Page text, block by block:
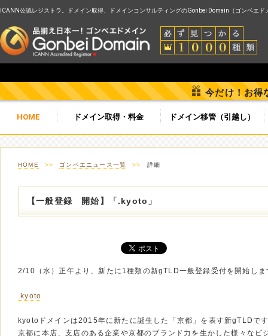
ICANN公認レジストラ。ドメイン取得、ドメインコンサルティングのGonbei Domain（ゴンベエド
今だけ！お得
HOME ドメイン取得・料金 ドメイン移管（引越し）
HOME >> ゴンベエニュース一覧 >> 詳細
【一般登録 開始】「.kyoto」
2/10（水）正午より、新たに1種類の新gTLD一般登録受付を開始しま
.kyoto
kyotoドメインは2015年に新たに誕生した「京都」を表す新gTLDで
京都に本店、支店のある企業や京都のブランド力を生かした様々なビ